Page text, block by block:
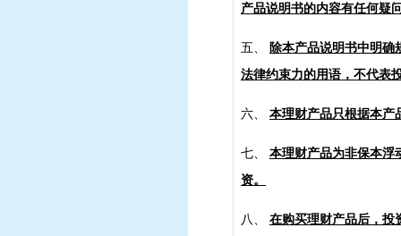
产品说明书的内容有任何疑
五、
除本产品说明书中明确
法律约束力的用语，不代表
六、 本理财产品只根据本产
七、 本理财产品为非保本浮
资。
八、 在购买理财产品后，投